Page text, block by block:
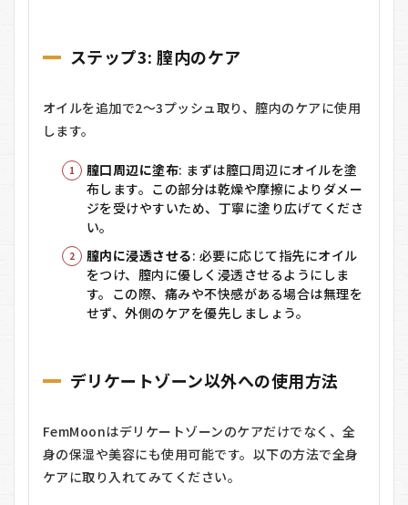
ステップ3: 膣内のケア
オイルを追加で2～3プッシュ取り、膣内のケアに使用
します。
膣口周辺に塗布: まずは膣口周辺にオイルを塗
布します。この部分は乾燥や摩擦によりダメー
ジを受けやすいため、丁寧に塗り広げてくださ
い。
膣内に浸透させる: 必要に応じて指先にオイル
をつけ、膣内に優しく浸透させるようにしま
す。この際、痛みや不快感がある場合は無理を
せず、外側のケアを優先しましょう。
デリケートゾーン以外への使用方法
FemMoonはデリケートゾーンのケアだけでなく、全
身の保湿や美容にも使用可能です。以下の方法で全身
ケアに取り入れてみてください。